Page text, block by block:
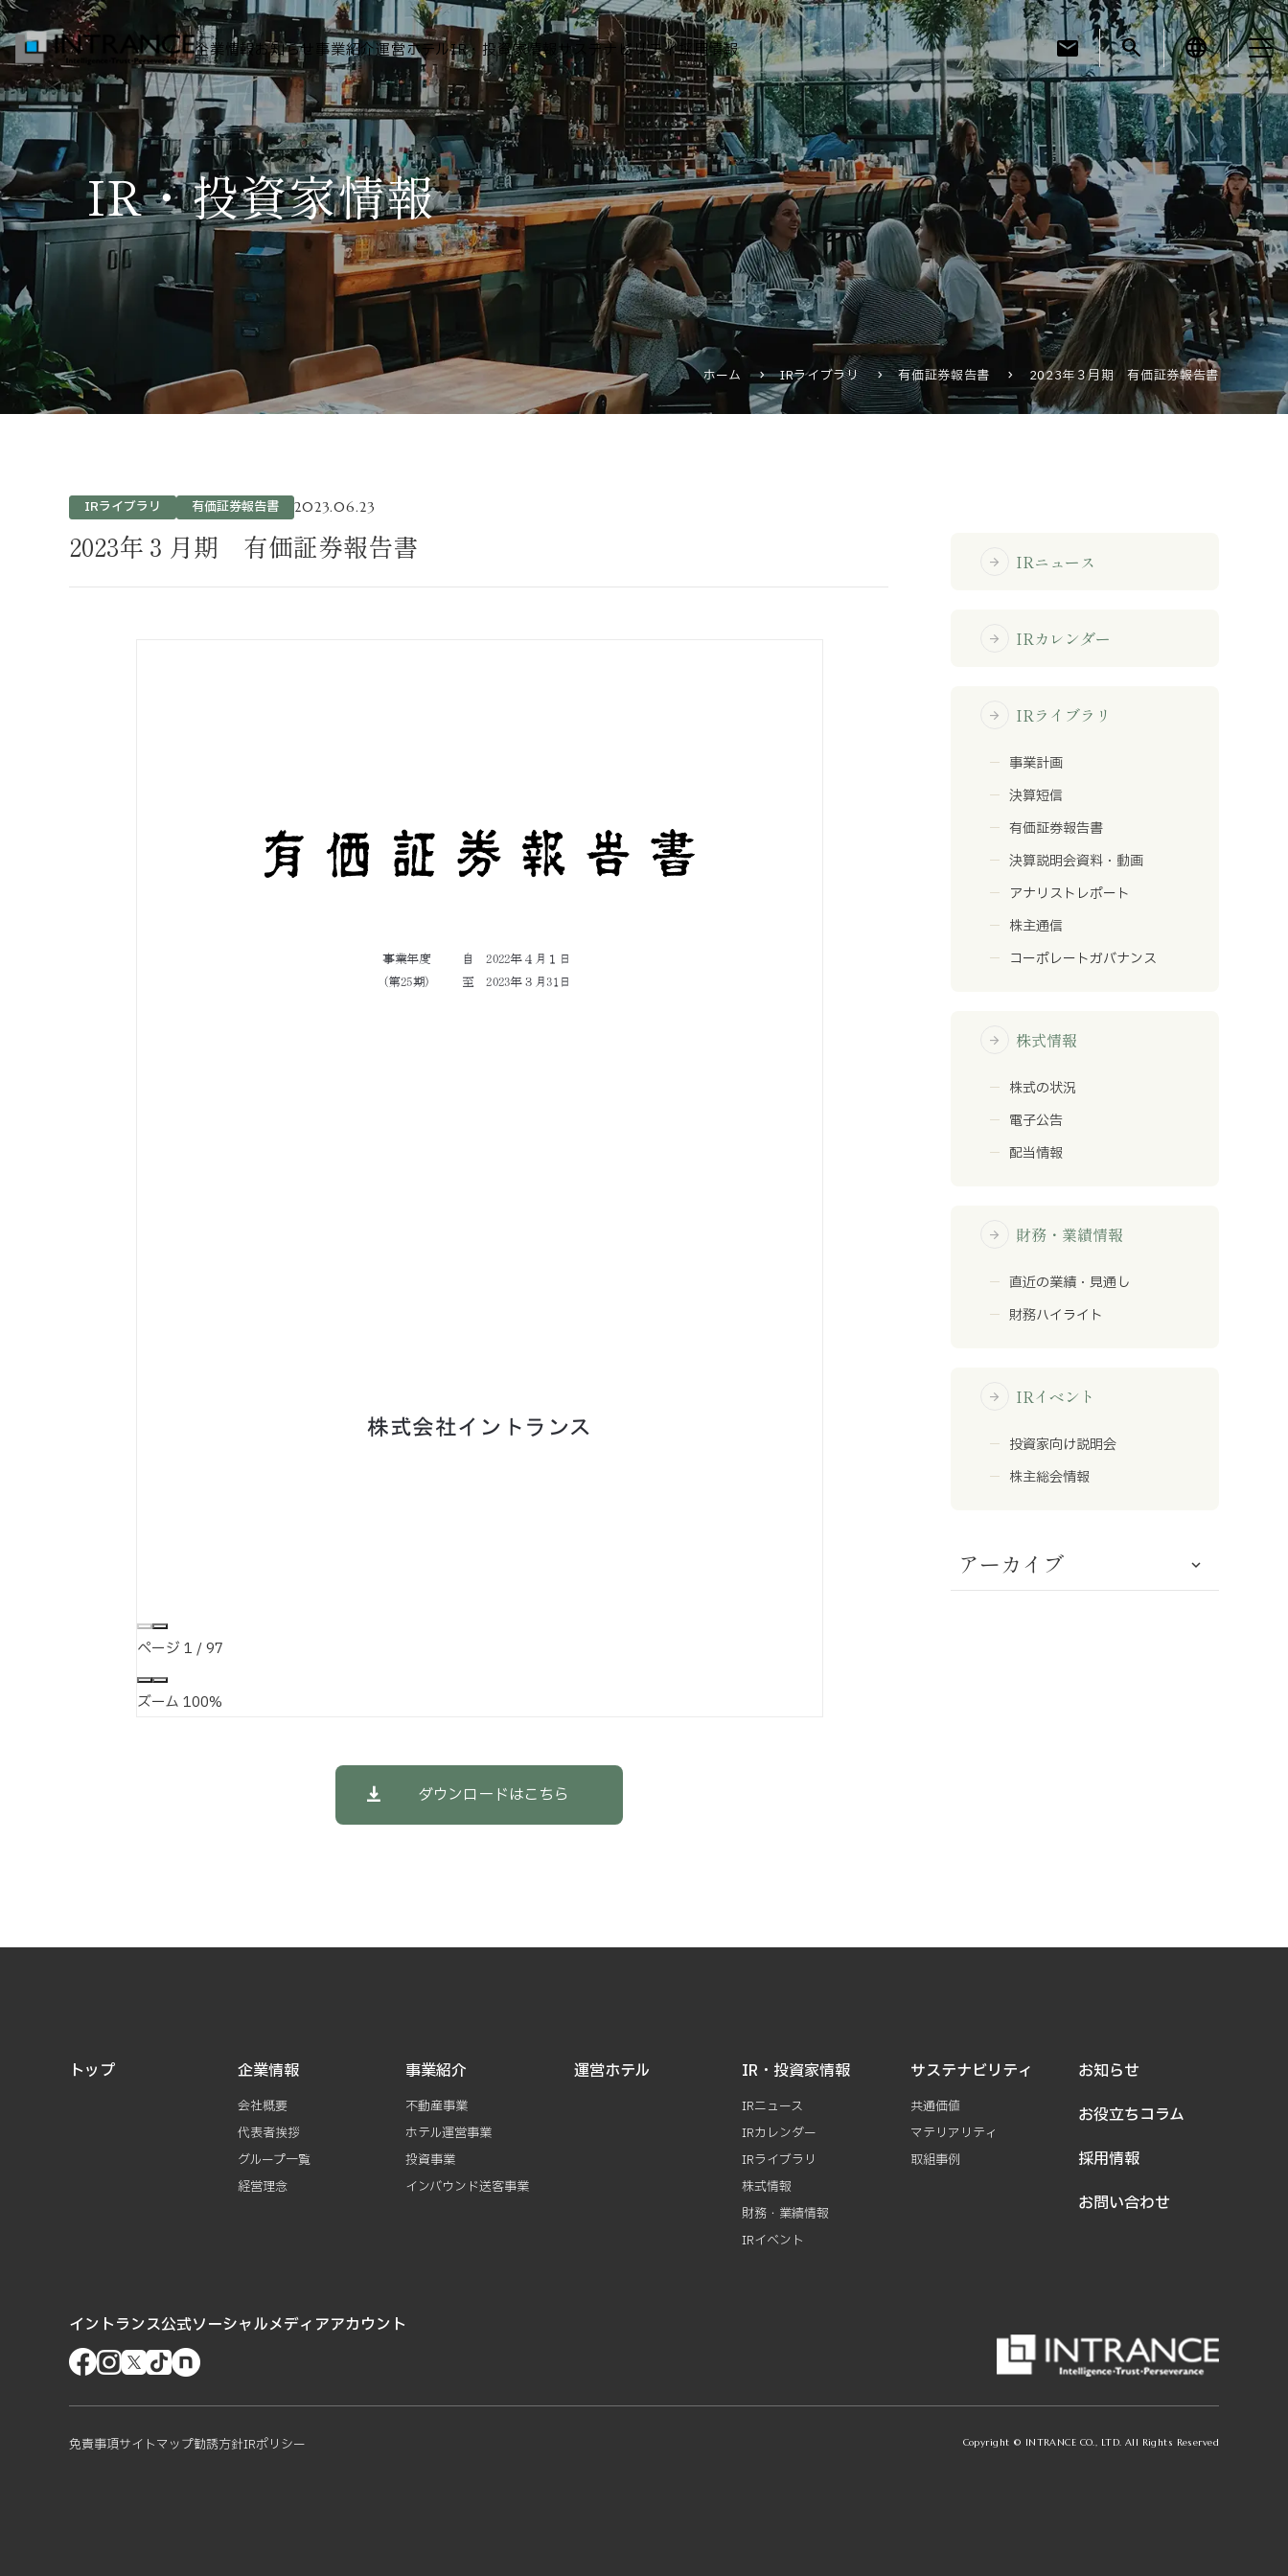
企業情報お知らせ 事業紹介運営ホテルIR・投資家情報 サステナビリティ採用情報 mail search language
トップ
企業情報
会社概要
代表者挨拶
グループ一覧
経営理念
事業紹介
投資事業
インバウンド送客事業
運営ホテル
IR・投資家情報
IRニュース
IRカレンダー
IRライブラリ
株式情報
財務・業績情報
IRイベント
お知らせ
お役立ちコラム
採用情報
お問い合わせ
IR・投資家情報
ホーム IRライブラリ 有価証券報告書 2023年３月期 有価証券報告書
IRライブラリ 有価証券報告書 2023.06.23
2023年３月期 有価証券報告書
ページ 1 /97
ズーム 100%
ダウンロードはこちら
arrow_forward IRニュース
arrow_forward IRカレンダー
arrow_forward IRライブラリ
事業計画
決算短信
有価証券報告書
決算説明会資料・動画
アナリストレポート
株主通信
コーポレートガバナンス
arrow_forward 株式情報
株式の状況
電子公告
配当情報
arrow_forward 財務・業績情報
直近の業績・見通し
財務ハイライト
arrow_forward IRイベント
投資家向け説明会
株主総会情報
アーカイブ
トップ 企業情報
会社概要
代表者挨拶
グループ一覧
経営理念
事業紹介
不動産事業
ホテル運営事業
投資事業
インバウンド送客事業
運営ホテル IR・投資家情報
IRニュース
IRカレンダー
IRライブラリ
株式情報
財務・業績情報
IRイベント
サステナビリティ
共通価値
マテリアリティ
取組事例
お知らせ
お役立ちコラム
採用情報
お問い合わせ
イントランス公式ソーシャルメディアアカウント
免責事項サイトマップ勧誘方針IRポリシー Copyright © INTRANCE CO., LTD. All Rights Reserved